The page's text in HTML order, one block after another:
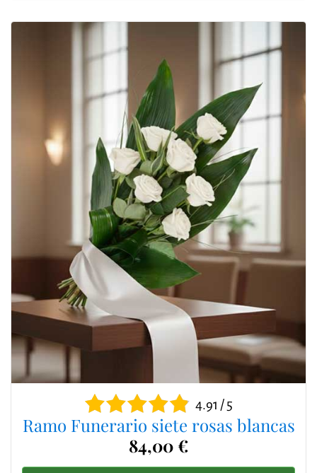
4.91 / 5
Ramo Funerario siete rosas blancas
84,00 €